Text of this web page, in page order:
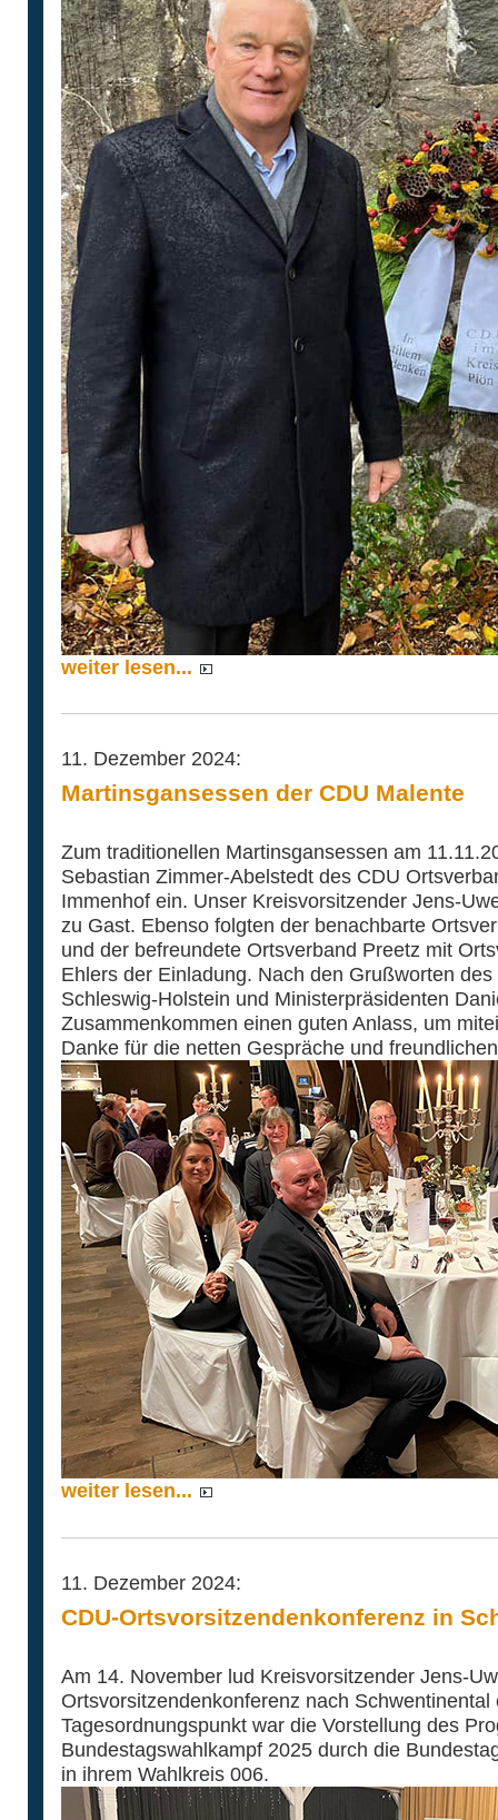
weiter lesen...
11. Dezember 2024:
Martinsgansessen der CDU Malente
Zum traditionellen Martinsgansessen am
Sebastian Zimmer-Abelstedt des CDU
Immenhof ein. Unser Kreisvorsitzender Jens-
zu Gast. Ebenso folgten der benachbarte
und der befreundete Ortsverband Preetz mit
Ehlers der Einladung. Nach den Grußworten
Schleswig-Holstein und Ministerpräsidenten
Zusammenkommen einen guten Anlass, um
Danke für die netten Gespräche und
weiter lesen...
11. Dezember 2024:
CDU-Ortsvorsitzendenkonferenz in
Am 14. November lud Kreisvorsitzender Jens-
Ortsvorsitzendenkonferenz nach Schwentinental
Tagesordnungspunkt war die Vorstellung des
Bundestagswahlkampf 2025 durch die
in ihrem Wahlkreis 006.